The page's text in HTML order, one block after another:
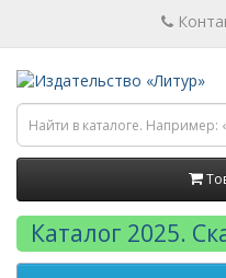
Каталог 2025.